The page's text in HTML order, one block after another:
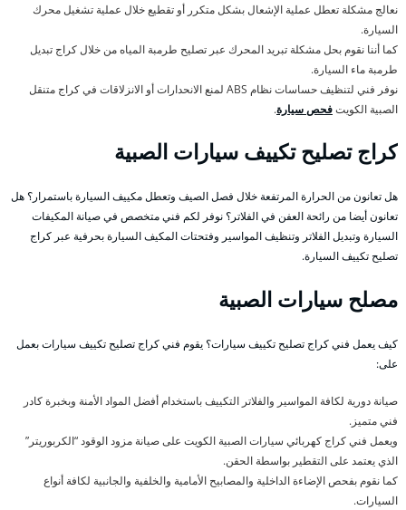
نعالج مشكلة تعطل عملية الإشعال بشكل متكرر أو تقطيع خلال عملية تشغيل محرك
السيارة.
كما أننا نقوم بحل مشكلة تبريد المحرك عبر تصليح طرمبة المياه من خلال كراج تبديل
طرمبة ماء السيارة.
نوفر فني لتنظيف حساسات نظام ABS لمنع الانحدارات أو الانزلاقات في كراج متنقل
الصبية الكويتفحص سيارة.
كراج تصليح تكييف سيارات الصبية
هل تعانون من الحرارة المرتفعة خلال فصل الصيف وتعطل مكييف السيارة باستمرار؟ هل
تعانون أيضا من رائحة العفن في الفلاتر؟ نوفر لكم فني متخصص في صيانة المكيفات
السيارة وتبديل الفلاتر وتنظيف المواسير وفتحتات المكيف السيارة بحرفية عبر كراج
تصليح تكييف السيارة.
مصلح سيارات الصبية
كيف يعمل فني كراج تصليح تكييف سيارات؟ يقوم فني كراج تصليح تكييف سيارات بعمل
على:
صيانة دورية لكافة المواسير والفلاتر التكييف باستخدام أفضل المواد الأمنة وبخبرة كادر
فني متميز.
ويعمل فني كراج كهربائي سيارات الصبية الكويت على صيانة مزود الوقود “الكربوريتر”
الذي يعتمد على التقطير بواسطة الحقن.
كما نقوم بفحص الإضاءة الداخلية والمصابيح الأمامية والخلفية والجانبية لكافة أنواع
السيارات.